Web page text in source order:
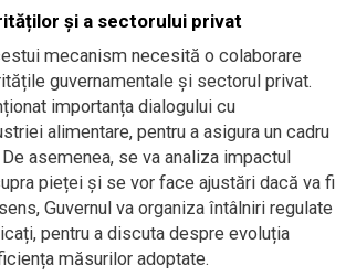
și a sectorului privat
mecanism necesită o colaborare
guvernamentale și sectorul privat.
importanța dialogului cu
alimentare, pentru a asigura un cadru
asemenea, se va analiza impactul
pieței și se vor face ajustări dacă va fi
Guvernul va organiza întâlniri regulate
pentru a discuta despre evoluția
măsurilor adoptate.